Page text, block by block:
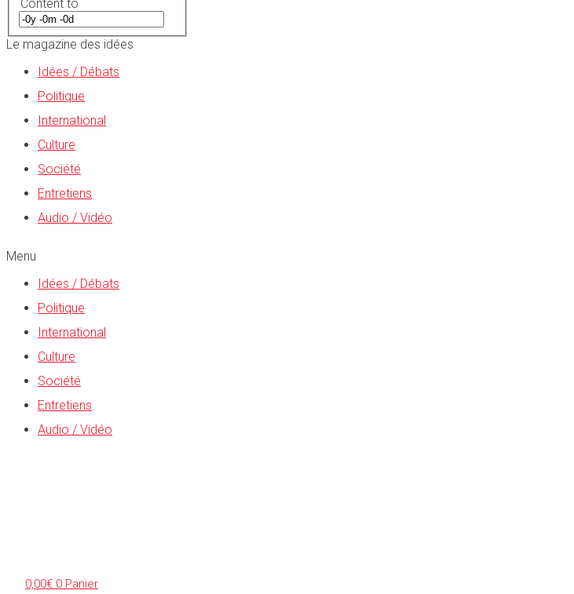
Content to
Le magazine des idées
Idées / Débats
Politique
International
Culture
Société
Entretiens
Audio / Vidéo
Menu
Idées / Débats
Politique
International
Culture
Société
Entretiens
Audio / Vidéo
0,00€ 0 Panier